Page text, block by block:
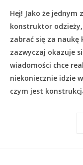
Hej! Jako że jednym
konstruktor
zabrać się za
zazwyczaj okazuje
wiadomości chce
niekoniecznie idzie
czym jest